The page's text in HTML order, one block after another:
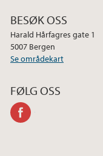
BESØK OSS
Harald Hårfagres gate 1
5007 Bergen
Se områdekart
FØLG OSS